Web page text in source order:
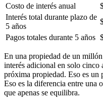
Costo de interés anual
Interés total durante plazo de
5 años
Pagos totales durante 5 años
En una propiedad de un
interés adicional en solo cinco
próxima propiedad. Eso es un
Eso es la diferencia entre una
que apenas se equilibra.